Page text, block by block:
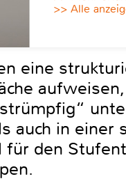
>> Alle
eine
auch in einer
den